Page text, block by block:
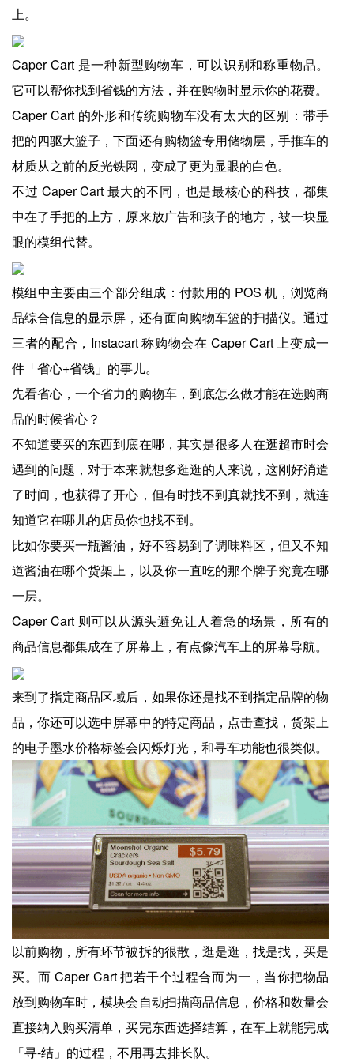
上。
Caper Cart 是一种新型购物车，可以识别和称重物品。
它可以帮你找到省钱的方法，并在购物时显示你的花费。
Caper Cart 的外形和传统购物车没有太大的区别：带手
把的四驱大篮子，下面还有购物篮专用储物层，手推车的
材质从之前的反光铁网，变成了更为显眼的白色。
不过 Caper Cart 最大的不同，也是最核心的科技，都集
中在了手把的上方，原来放广告和孩子的地方，被一块显
眼的模组代替。
模组中主要由三个部分组成：付款用的 POS 机，浏览商
品综合信息的显示屏，还有面向购物车篮的扫描仪。通过
三者的配合，Instacart 称购物会在 Caper Cart 上变成一
件「省心+省钱」的事儿。
先看省心，一个省力的购物车，到底怎么做才能在选购商
品的时候省心？
不知道要买的东西到底在哪，其实是很多人在逛超市时会
遇到的问题，对于本来就想多逛逛的人来说，这刚好消遣
了时间，也获得了开心，但有时找不到真就找不到，就连
知道它在哪儿的店员你也找不到。
比如你要买一瓶酱油，好不容易到了调味料区，但又不知
道酱油在哪个货架上，以及你一直吃的那个牌子究竟在哪
一层。
Caper Cart 则可以从源头避免让人着急的场景，所有的
商品信息都集成在了屏幕上，有点像汽车上的屏幕导航。
来到了指定商品区域后，如果你还是找不到指定品牌的物
品，你还可以选中屏幕中的特定商品，点击查找，货架上
的电子墨水价格标签会闪烁灯光，和寻车功能也很类似。
以前购物，所有环节被拆的很散，逛是逛，找是找，买是
买。而 Caper Cart 把若干个过程合而为一，当你把物品
放到购物车时，模块会自动扫描商品信息，价格和数量会
直接纳入购买清单，买完东西选择结算，在车上就能完成
「寻-结」的过程，不用再去排长队。